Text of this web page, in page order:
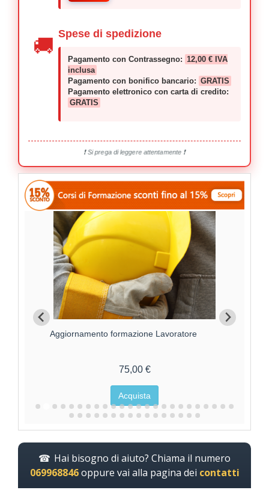
🚚
Spese di spedizione
Pagamento con Contrassegno: 12,00 € IVA
inclusa
Pagamento con bonifico bancario: GRATIS
Pagamento elettronico con carta di credito:
GRATIS
❗ Si prega di leggere attentamente ❗
Aggiornamento formazione Lavoratore
75,00 €
Acquista
Hai bisogno di aiuto? Chiama il numero
069968846oppure vai alla pagina dei contatti